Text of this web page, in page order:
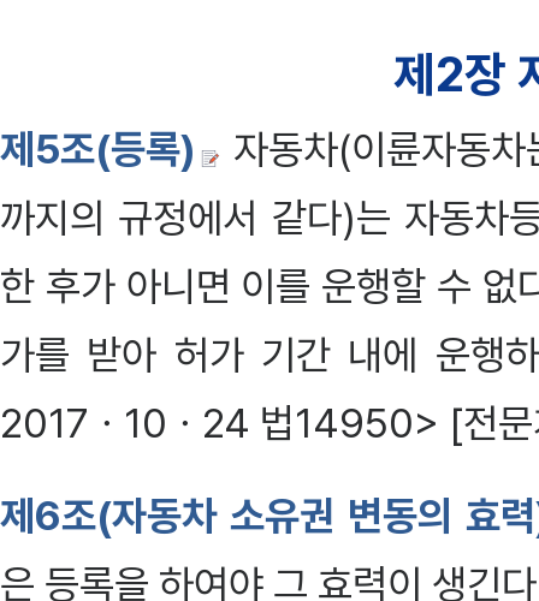
제2장
제5조(등록)
자동차(이륜자동
까지의 규정에서 같다)는 자동차
한 후가 아니면 이를 운행할 수
가를 받아 허가 기간 내에 운행
2017ㆍ10ㆍ24 법14950> [전문
제6조(자동차 소유권 변동의 효
은 등록을 하여야 그 효력이 생긴